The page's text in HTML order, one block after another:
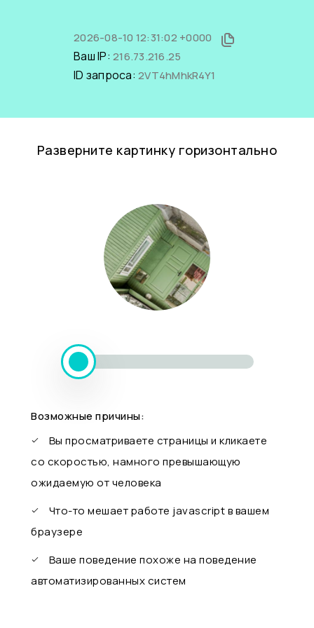
2026-08-10 12:31:02 +0000
Ваш IP: 216.73.216.25
ID запроса: 2VT4hMhkR4Y1
Разверните картинку горизонтально
Возможные причины:
Вы просматриваете страницы и кликаете
со скоростью, намного превышающую
ожидаемую от человека
Что-то мешает работе javascript в вашем
браузере
Ваше поведение похоже на поведение
автоматизированных систем